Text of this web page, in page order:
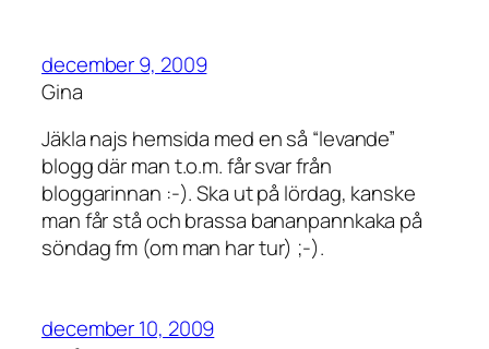
december 9, 2009
Gina
Jäkla najs hemsida med en så “levande”
blogg där man t.o.m. får svar från
bloggarinnan :-). Ska ut på lördag, kanske
man får stå och brassa bananpannkaka på
söndag fm (om man har tur) ;-).
december 10, 2009